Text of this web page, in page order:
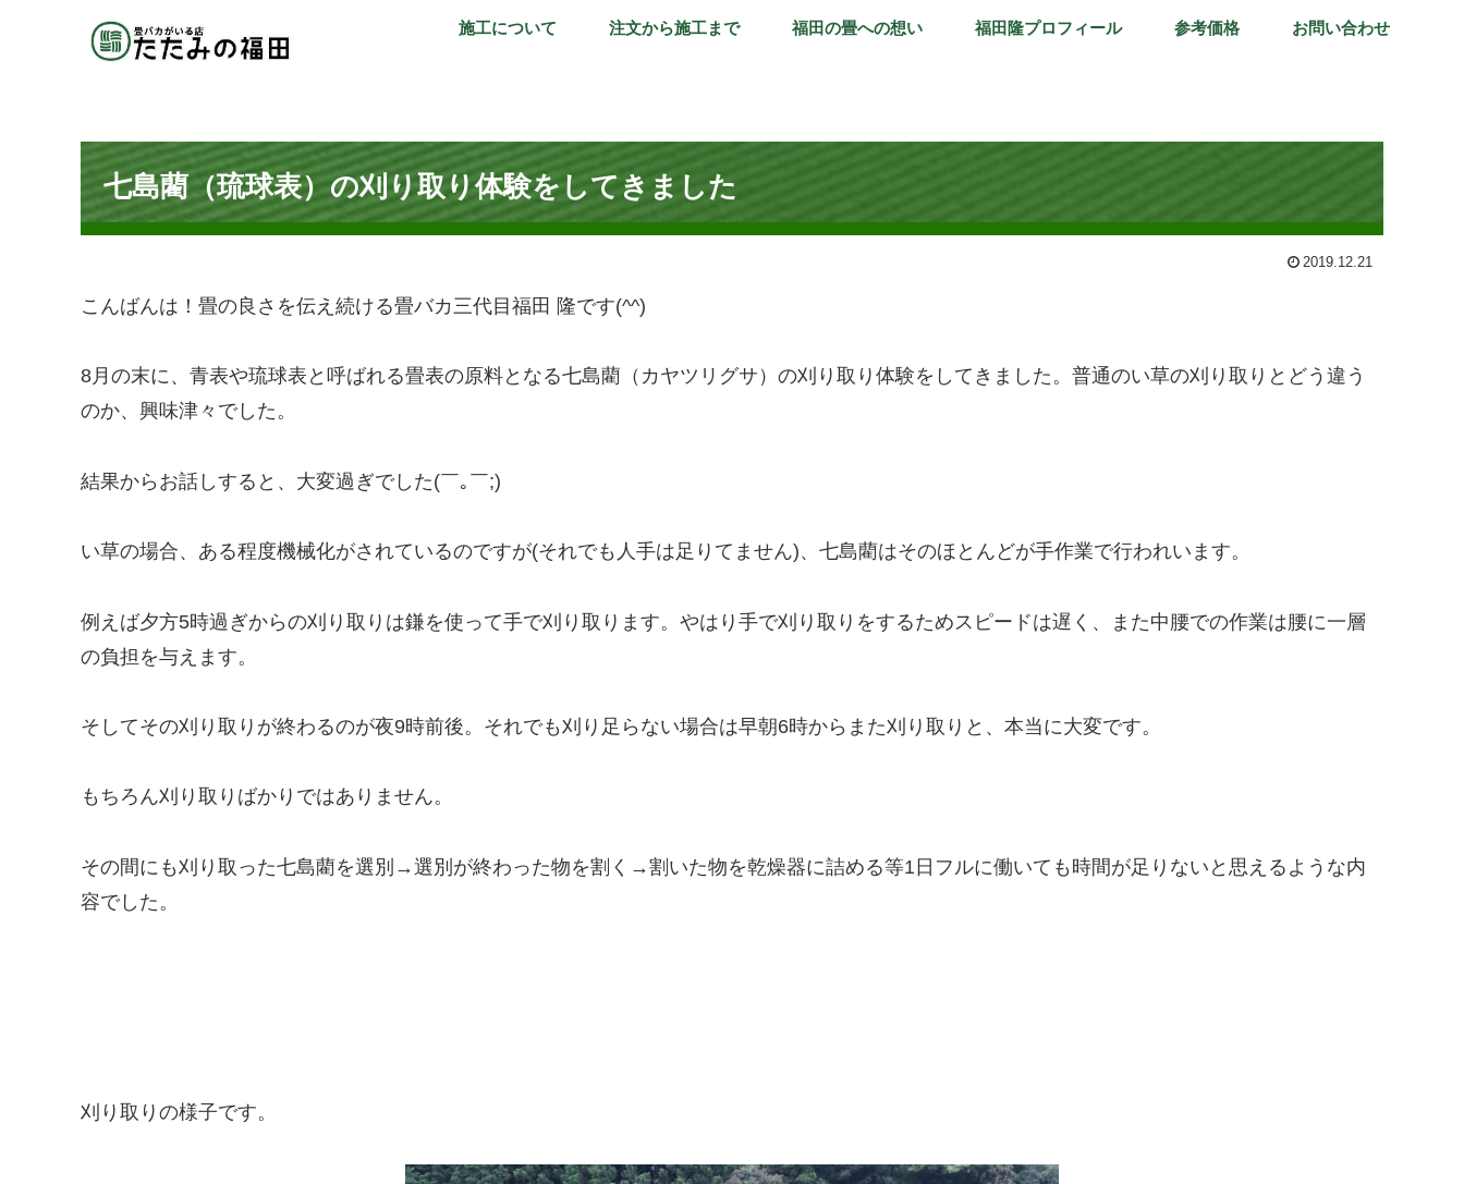
施工について 注文から施工まで 福田の畳への想い 福田隆プロフィール 参考価格 お問い合わせ
七島藺（琉球表）の刈り取り体験をしてきました
2019.12.21
こんばんは！畳の良さを伝え続ける畳バカ三代目福田 隆です(^^)
8月の末に、青表や琉球表と呼ばれる畳表の原料となる七島藺（カヤツリグサ）の刈り取り体験をしてきました。普通のい草の刈り取りとどう違う
のか、興味津々でした。
結果からお話しすると、大変過ぎでした(￣｡￣;)
い草の場合、ある程度機械化がされているのですが(それでも人手は足りてません)、七島藺はそのほとんどが手作業で行われいます。
例えば夕方5時過ぎからの刈り取りは鎌を使って手で刈り取ります。やはり手で刈り取りをするためスピードは遅く、また中腰での作業は腰に一層
の負担を与えます。
そしてその刈り取りが終わるのが夜9時前後。それでも刈り足らない場合は早朝6時からまた刈り取りと、本当に大変です。
もちろん刈り取りばかりではありません。
その間にも刈り取った七島藺を選別→選別が終わった物を割く→割いた物を乾燥器に詰める等1日フルに働いても時間が足りないと思えるような内
容でした。
刈り取りの様子です。